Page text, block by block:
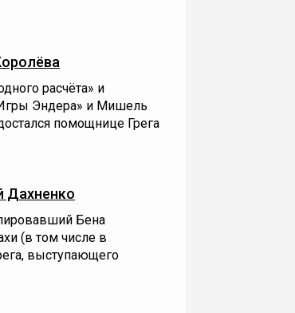
расчёта» и
Эндера» и Мишель
помощнице Грега
Дахненко
Бена
(в том числе в
выступающего